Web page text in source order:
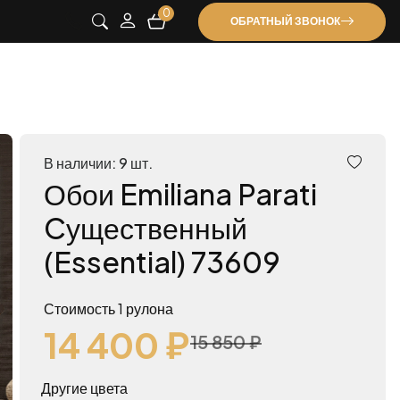
0
ОБРАТНЫЙ ЗВОНОК
В наличии: 9 шт.
Обои Emiliana Parati
Cущественный
(Essential) 73609
Стоимость 1 рулона
14 400 ₽15 850 ₽
Другие цвета